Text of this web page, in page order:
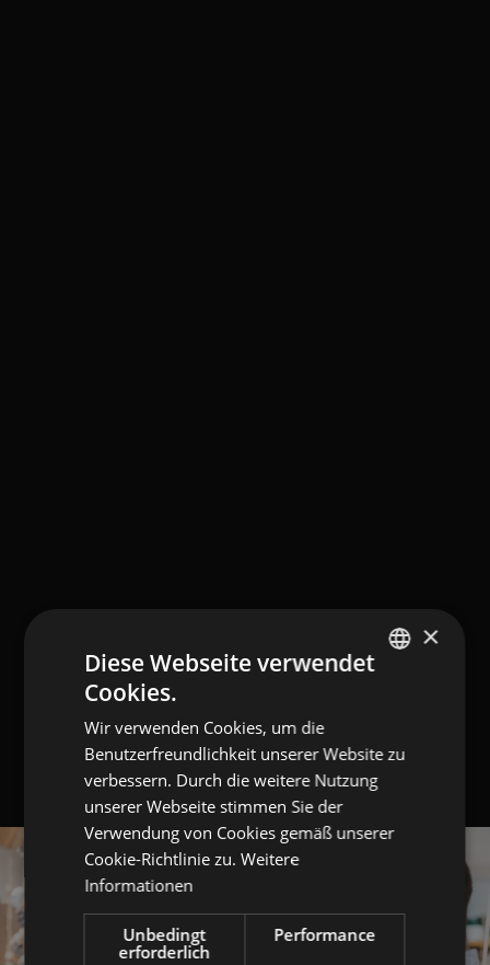
×
Diese Webseite verwendet
Cookies.
Wir verwenden Cookies, um die
Benutzerfreundlichkeit unserer Website zu
verbessern. Durch die weitere Nutzung
unserer Webseite stimmen Sie der
Verwendung von Cookies gemäß unserer
Cookie-Richtlinie zu. Weitere
Informationen
Unbedingt
erforderlich
Performance